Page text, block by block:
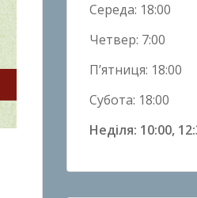
Середа: 18:00
Четвер: 7:00
П’ятниця: 18:00
Субота: 18:00
Неділя: 10:00,